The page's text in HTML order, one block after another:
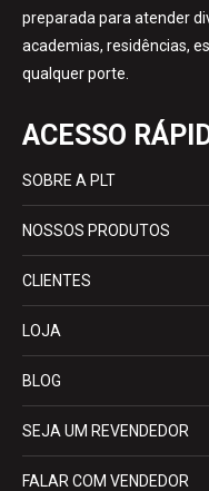
preparada para atender
academias, residências,
qualquer porte.
ACESSO
SOBRE A PLT
NOSSOS PRODUTOS
CLIENTES
LOJA
BLOG
SEJA UM REVENDEDOR
FALAR COM VENDEDOR